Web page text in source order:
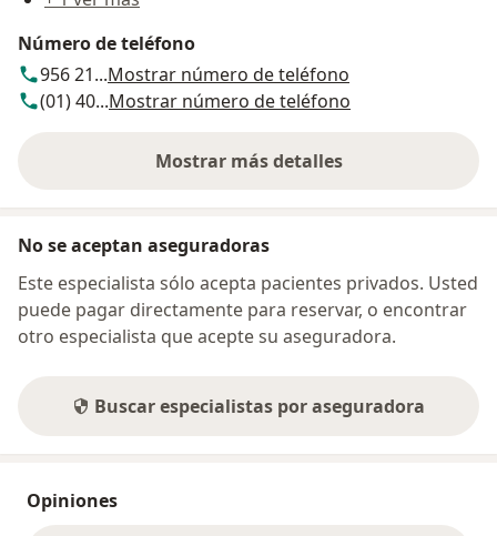
Número de teléfono
956 21...Mostrar número de teléfono
(01) 40...Mostrar número de teléfono
Mostrar más detalles
sobre la dirección
No se aceptan aseguradoras
Este especialista sólo acepta pacientes privados. Usted
puede pagar directamente para reservar, o encontrar
otro especialista que acepte su aseguradora.
Buscar especialistas por aseguradora
Opiniones